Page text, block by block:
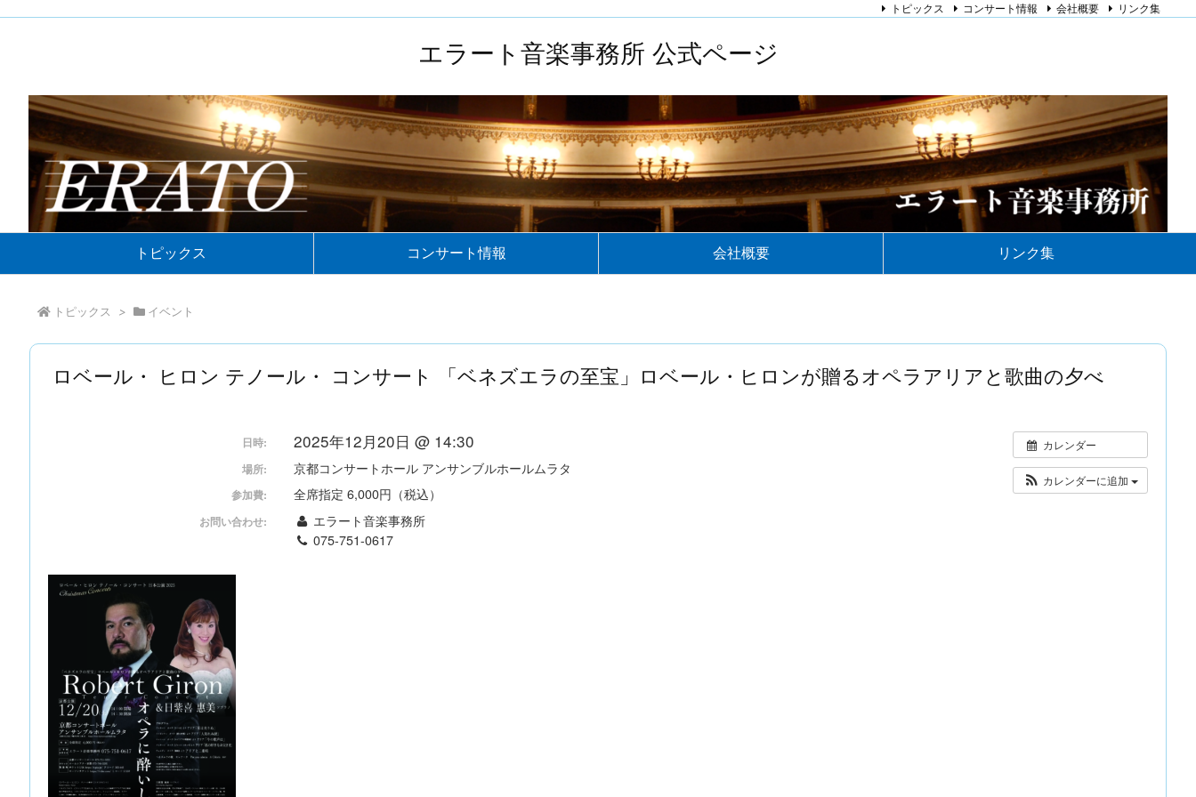
エラート音楽事務所 公式ページ
トピックス コンサート情報 会社概要 リンク集
トピックス コンサート情報 会社概要 リンク集
トピックス > イベント
ロベール・ ヒロン テノール・ コンサート 「ベネズエラの至宝」ロベール・ヒロンが贈るオペラアリアと歌曲の夕べ
カレンダー
カレンダーに追加
日時: 2025年12月20日 @ 14:30
場所: 京都コンサートホール アンサンブルホールムラタ
参加費: 全席指定 6,000円（税込）
お問い合わせ:
エラート音楽事務所
075-751-0617